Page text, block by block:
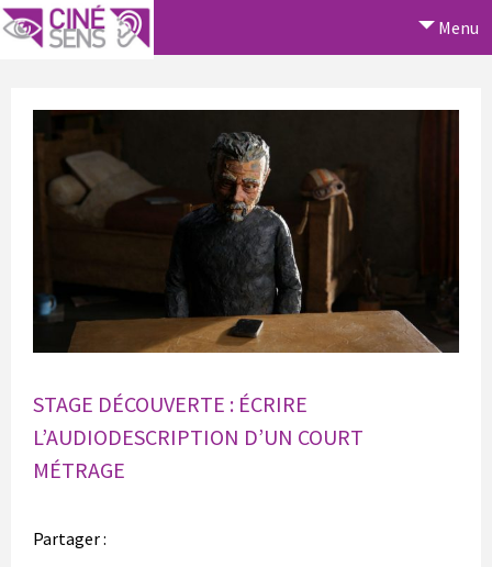
Menu
STAGE DÉCOUVERTE : ÉCRIRE
L’AUDIODESCRIPTION D’UN COURT
MÉTRAGE
Partager :